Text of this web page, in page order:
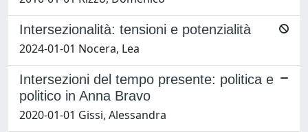
Intersezionalità: tensioni e potenzialità
2024-01-01 Nocera, Lea
Intersezioni del tempo presente: politica e
politico in Anna Bravo
2020-01-01 Gissi, Alessandra